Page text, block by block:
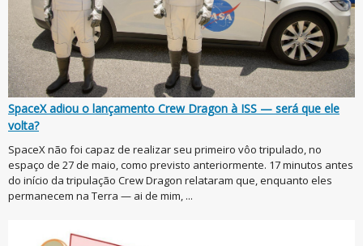
SpaceX adiou o lançamento Crew Dragon à ISS — será que ele
volta?
SpaceX não foi capaz de realizar seu primeiro vôo tripulado, no
espaço de 27 de maio, como previsto anteriormente. 17 minutos antes
do início da tripulação Crew Dragon relataram que, enquanto eles
permanecem na Terra — ai de mim, ...